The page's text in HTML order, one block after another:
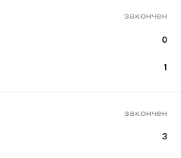
закончен
0
1
закончен
3